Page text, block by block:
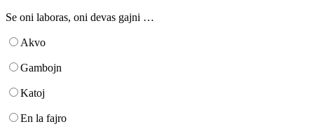
Se oni laboras, oni devas gajni …
Akvo
Gambojn
Katoj
En la fajro